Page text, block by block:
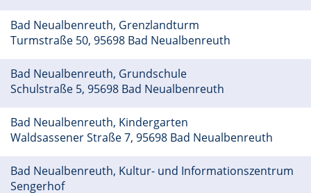
Bad Neualbenreuth, Grenzlandturm
Turmstraße 50, 95698 Bad Neualbenreuth
Bad Neualbenreuth, Grundschule
Schulstraße 5, 95698 Bad Neualbenreuth
Bad Neualbenreuth, Kindergarten
Waldsassener Straße 7, 95698 Bad Neualbenreuth
Bad Neualbenreuth, Kultur- und Informationszentrum
Sengerhof